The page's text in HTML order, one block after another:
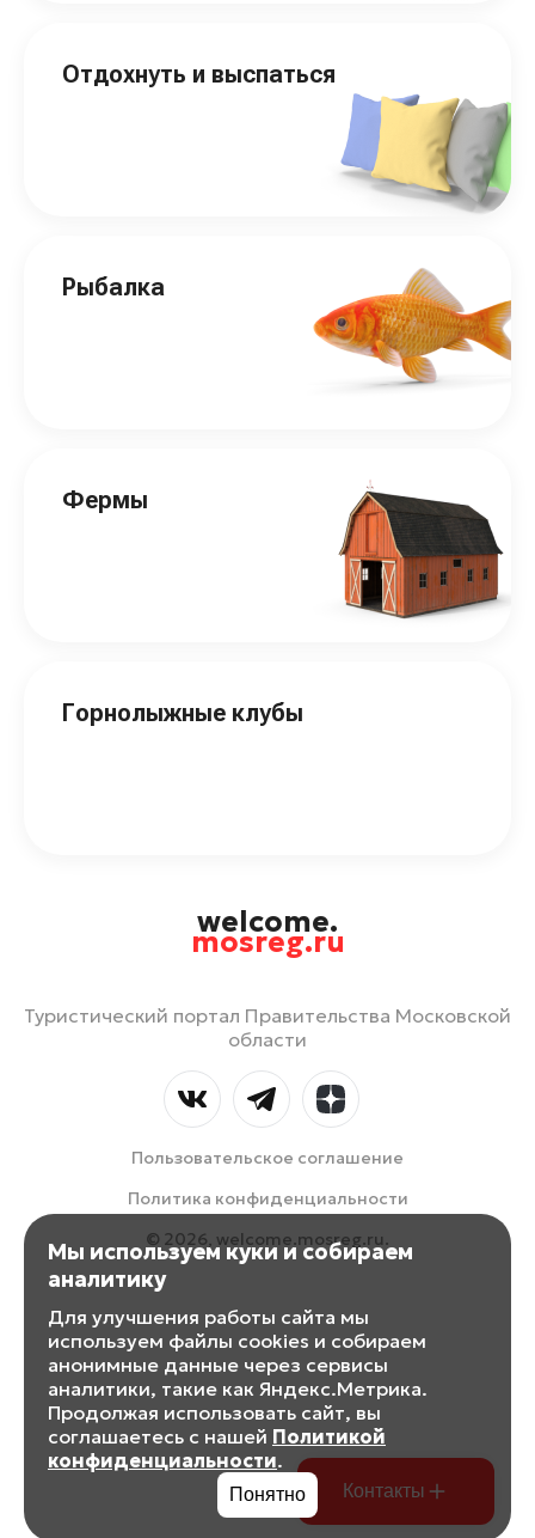
Отдохнуть и выспаться
Рыбалка
Фермы
Горнолыжные клубы
Контакты
welcome.
mosreg.ru
Туристический портал Правительства Московской
области
Пользовательское соглашение
Политика конфиденциальности
© 2026, welcome.mosreg.ru.
Мы используем куки и собираем
аналитику
Для улучшения работы сайта мы
используем файлы cookies и собираем
анонимные данные через сервисы
аналитики, такие как Яндекс.Метрика.
Продолжая использовать сайт, вы
соглашаетесь с нашей Политикой
конфиденциальности.
Понятно